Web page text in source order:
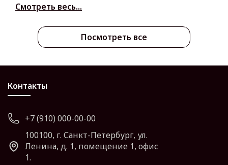
Посмотреть все
Смотреть весь...
Контакты
+7 (910) 000-00-00
100100, г. Санкт-Петербург, ул.
Ленина, д. 1, помещение 1, офис
1.